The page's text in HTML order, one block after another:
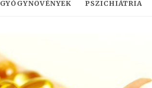
GYÓGYNÖVÉNYEK PSZICHIÁTRIA